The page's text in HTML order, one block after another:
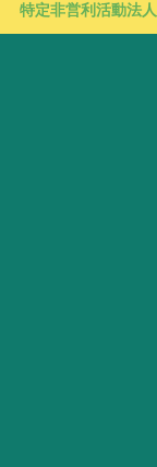
特定非営利活動法